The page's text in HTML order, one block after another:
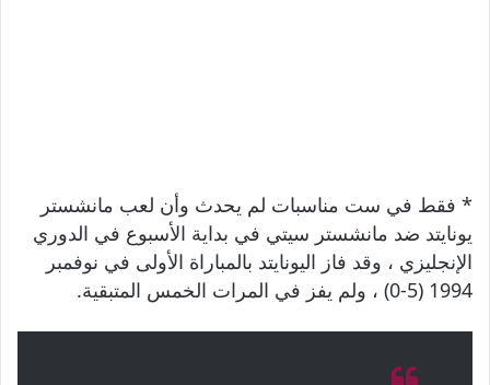
* فقط في ست مناسبات لم يحدث وأن لعب مانشستر
يونايتد ضد مانشستر سيتي في بداية الأسبوع في الدوري
الإنجليزي ، وقد فاز اليونايتد بالمباراة الأولى في نوفمبر
1994 (5-0) ، ولم يفز في المرات الخمس المتبقية.